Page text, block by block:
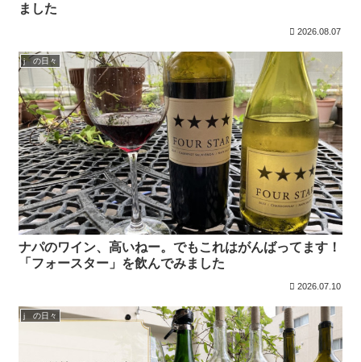
ました
2026.08.07
j の日々
ナパのワイン、高いねー。でもこれはがんばってます！
「フォースター」を飲んでみました
2026.07.10
j の日々